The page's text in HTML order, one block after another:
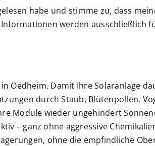
habe und stimme zu, dass
werden ausschließlich
Oedheim. Damit Ihre Solaranlage
durch Staub, Blütenpollen,
Module wieder ungehindert
– ganz ohne aggressive
ohne die empfindliche